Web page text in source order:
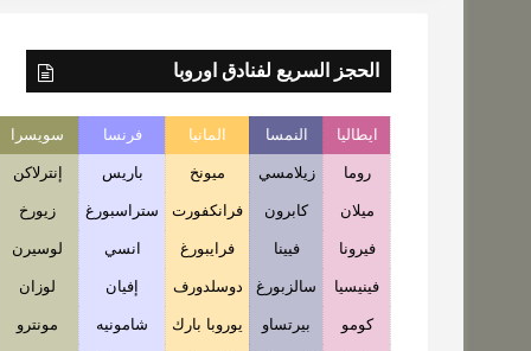
الحجز السريع لفنادق اوروبا
ايطاليا النمسا المانيا فرنسا سويسرا
روما زيلامسي ميونخ باريس إنترلاكن
ميلان كابرون فرانكفورت ستراسبورغ زيورخ
فيرونا فيينا فرايبورغ انسي لوسيرن
فينيسيا سالزبورغ دوسلدورف إفيان لوزان
كومو بيرتساو يوروبا بارك شامونيه مونترو